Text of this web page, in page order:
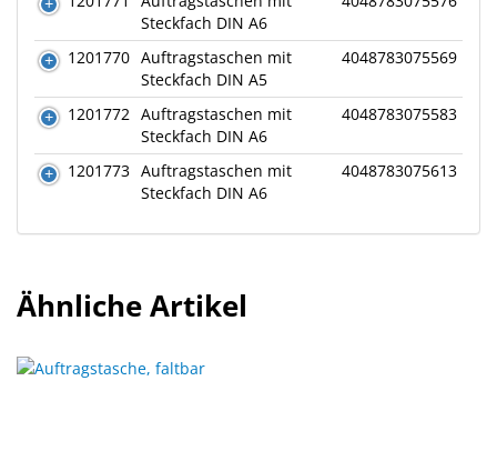
Steckfach DIN A6
1201770 Auftragstaschen mit
Steckfach DIN A5
4048783075569
1201772 Auftragstaschen mit
Steckfach DIN A6
4048783075583
1201773 Auftragstaschen mit
Steckfach DIN A6
4048783075613
Ähnliche Artikel